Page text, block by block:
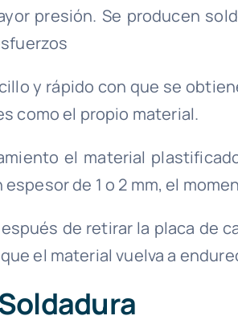
presión. Se producen
y rápido con que se
como el propio material.
el material
de 1 o 2 mm, el
de retirar la placa de
el material vuelva a